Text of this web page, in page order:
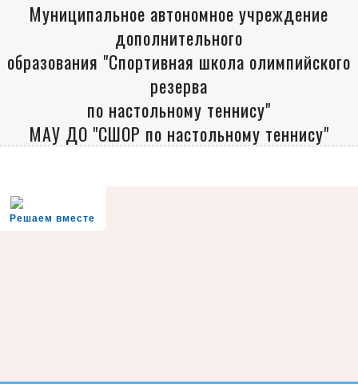
Муниципальное автономное учреждение
дополнительного
образования "Спортивная школа олимпийского
резерва
по настольному теннису"
МАУ ДО "СШОР по настольному теннису"
Решаем вместе